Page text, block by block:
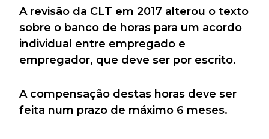
A revisão da CLT em 2017 alterou o texto
sobre o banco de horas para um acordo
individual entre empregado e
empregador, que deve ser por escrito.
A compensação destas horas deve ser
feita num prazo de máximo 6 meses.